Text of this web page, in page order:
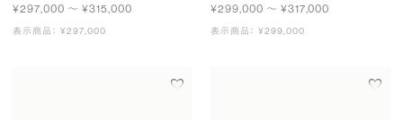
¥297,000 〜 ¥315,000
表示商品： ¥297,000
¥299,000 〜 ¥317,000
表示商品： ¥299,000